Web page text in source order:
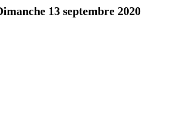
13 septembre 2020